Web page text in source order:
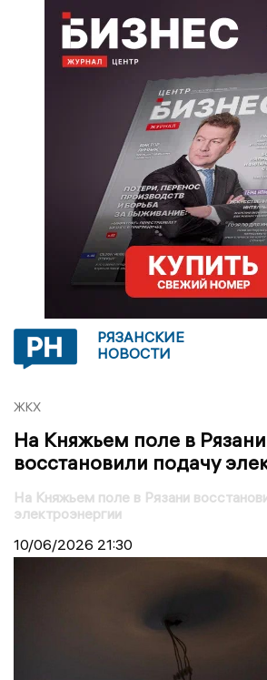
РЯЗАНСКИЕ
НОВОСТИ
ЖКХ
На Княжьем поле в Рязани
восстановили подачу
На Княжьем поле в Рязани
электроэнергии
10/06/2026 21:30